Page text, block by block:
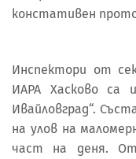
констативен
Инспектори от
ИАРА Хасково са
Ивайловград“.
на улов на
част на деня.